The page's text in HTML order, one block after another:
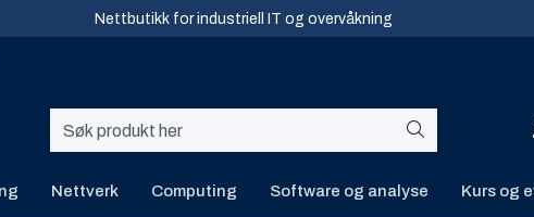
Nettbutikk for industriell IT og overvåkning
Nettverk Computing Software og analyse Kurs og